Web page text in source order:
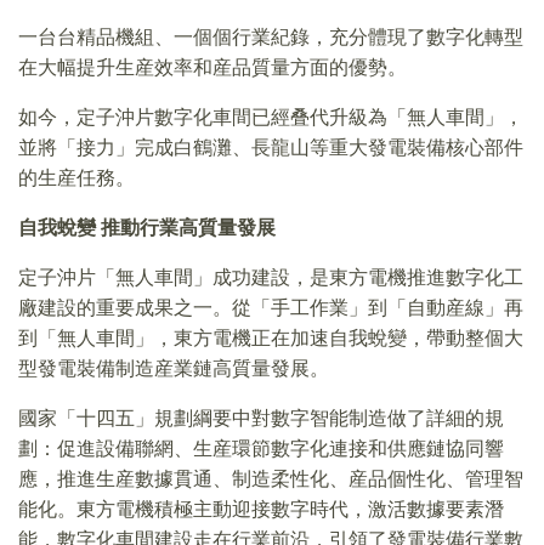
一台台精品機組、一個個行業紀錄，充分體現了數字化轉型
在大幅提升生産效率和産品質量方面的優勢。
如今，定子沖片數字化車間已經叠代升級為「無人車間」，
並將「接力」完成白鶴灘、長龍山等重大發電裝備核心部件
的生産任務。
自我蛻變 推動行業高質量發展
定子沖片「無人車間」成功建設，是東方電機推進數字化工
廠建設的重要成果之一。從「手工作業」到「自動産線」再
到「無人車間」，東方電機正在加速自我蛻變，帶動整個大
型發電裝備制造産業鏈高質量發展。
國家「十四五」規劃綱要中對數字智能制造做了詳細的規
劃：促進設備聯網、生産環節數字化連接和供應鏈協同響
應，推進生産數據貫通、制造柔性化、産品個性化、管理智
能化。東方電機積極主動迎接數字時代，激活數據要素潛
能，數字化車間建設走在行業前沿，引領了發電裝備行業數